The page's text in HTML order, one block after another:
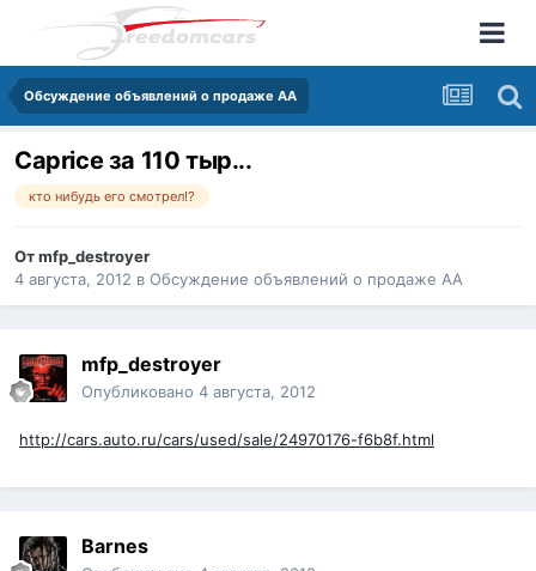
Обсуждение объявлений о продаже АА
Caprice за 110 тыр...
кто нибудь его смотрел!?
Отmfp_destroyer
4 августа, 2012 в Обсуждение объявлений о продаже АА
mfp_destroyer
Опубликовано 4 августа, 2012
http://cars.auto.ru/cars/used/sale/24970176-f6b8f.html
Barnes